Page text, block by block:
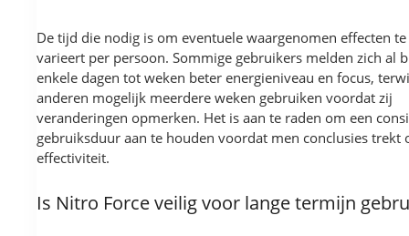
De tijd die nodig is om eventuele waargenomen effecten
varieert per persoon. Sommige gebruikers melden zich al
enkele dagen tot weken beter energieniveau en focus,
anderen mogelijk meerdere weken gebruiken voordat zij
veranderingen opmerken. Het is aan te raden om een
gebruiksduur aan te houden voordat men conclusies trekt
effectiviteit.
Is Nitro Force veilig voor lange termijn